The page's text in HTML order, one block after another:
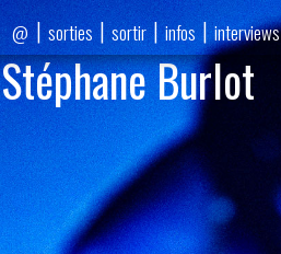
| sorties | sortir | infos | interviews
@
Stéphane Burlot